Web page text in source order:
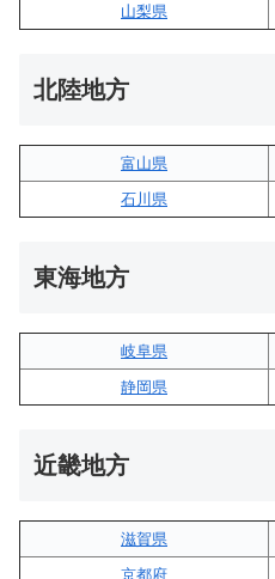
山梨県
北陸地方
富山県
石川県
東海地方
岐阜県
静岡県
近畿地方
滋賀県
京都府